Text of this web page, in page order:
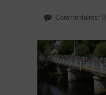
Commentaires: 0